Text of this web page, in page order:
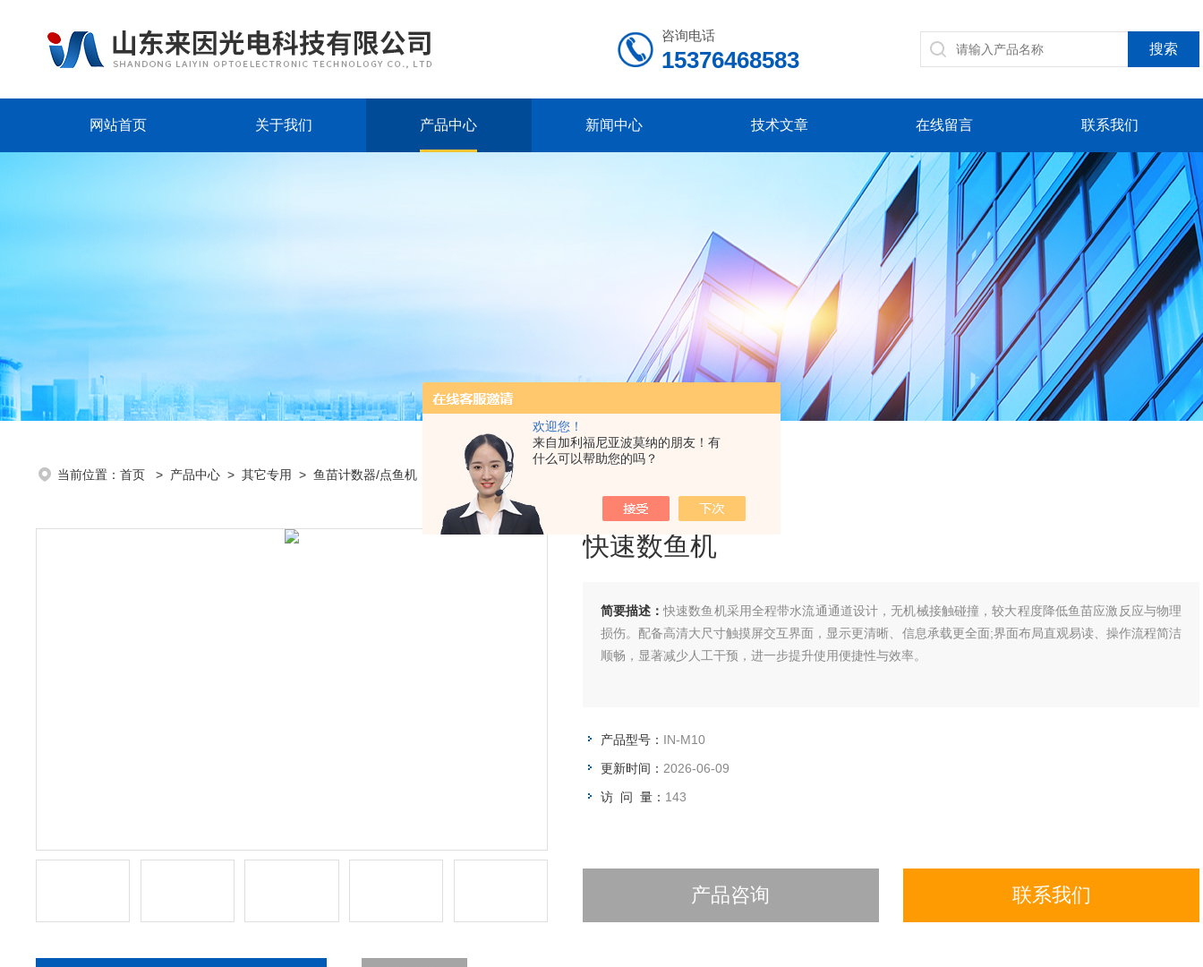
欢迎您！
来自加利福尼亚波莫纳的朋友！有
什么可以帮助您的吗？
咨询电话
15376468583
网站首页 关于我们 产品中心 新闻中心 技术文章 在线留言 联系我们
当前位置： 首页 > 产品中心 > 其它专用 > 鱼苗计数器/点鱼机 > IN-M10快速数鱼机
快速数鱼机
简要描述：快速数鱼机采用全程带水流通通道设计，无机械接触碰撞，较大程度降低鱼苗应激反应与物理
损伤。配备高清大尺寸触摸屏交互界面，显示更清晰、信息承载更全面;界面布局直观易读、操作流程简洁
顺畅，显著减少人工干预，进一步提升使用便捷性与效率。
产品型号： IN-M10
更新时间： 2026-06-09
访 问 量： 143
产品咨询 联系我们